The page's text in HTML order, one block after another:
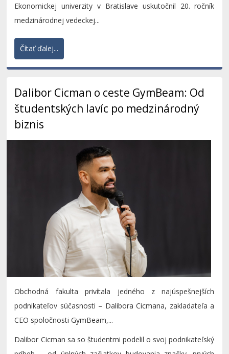
Ekonomickej univerzity v Bratislave uskutočnil 20. ročník
medzinárodnej vedeckej...
Čítať ďalej...
Dalibor Cicman o ceste GymBeam: Od
študentských lavíc po medzinárodný
biznis
Obchodná fakulta privítala jedného z najúspešnejších
podnikateľov súčasnosti – Dalibora Cicmana, zakladateľa a
CEO spoločnosti GymBeam,...
Dalibor Cicman sa so študentmi podelil o svoj podnikateľský